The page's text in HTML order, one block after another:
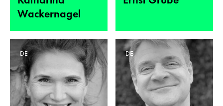
Wackernagel
DE DE